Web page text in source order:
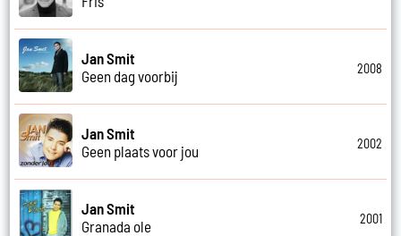
Jan Smit
Geen dag voorbij
2008
Jan Smit
Geen plaats voor jou
2002
Jan Smit
Granada ole
2001